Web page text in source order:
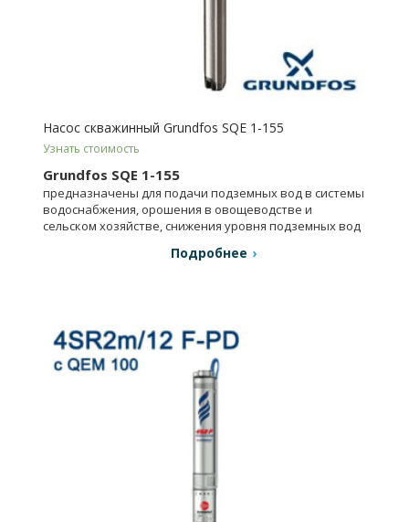
Насос скважинный Grundfos SQE 1-155
Узнать стоимость
Grundfos SQE 1-155
предназначены для подачи подземных вод в системы
водоснабжения, орошения в овощеводстве и
сельском хозяйстве, снижения уровня подземных вод
Подробнее